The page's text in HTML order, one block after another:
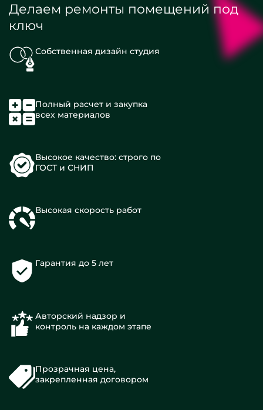
Делаем ремонты помещений под
ключ
Собственная дизайн студия
Полный расчет и закупка
всех материалов
Высокое качество: строго по
ГОСТ и СНИП
Высокая скорость работ
Гарантия до 5 лет
Авторский надзор и
контроль на каждом этапе
Прозрачная цена,
закрепленная договором